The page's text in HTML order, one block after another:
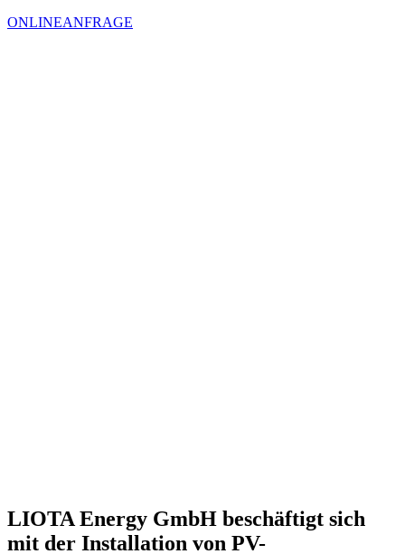
ONLINEANFRAGE
LIOTA Energy GmbH beschäftigt sich
mit der Installation von PV-